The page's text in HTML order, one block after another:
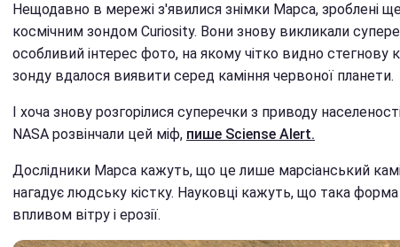
Нещодавно в мережі з'явилися знімки Марса, зроблені
космічним зондом Curiosity. Вони знову викликали
особливий інтерес фото, на якому чітко видно стегнову
зонду вдалося виявити серед каміння червоної планети.
І хоча знову розгорілися суперечки з приводу
NASA розвінчали цей міф, пише Sciense Alert.
Дослідники Марса кажуть, що це лише марсіанський
нагадує людську кістку. Науковці кажуть, що така форма
впливом вітру і ерозії.